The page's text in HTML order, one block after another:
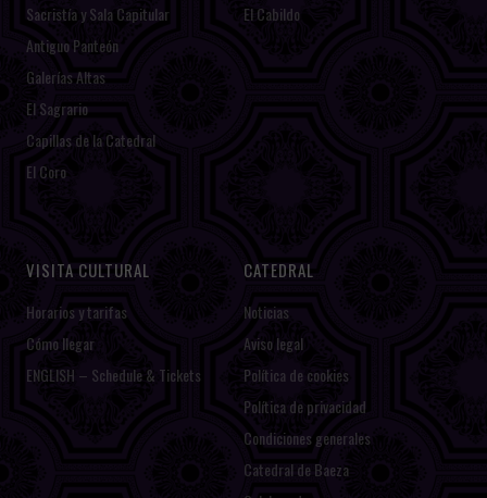
Sacristía y Sala Capitular
Antiguo Panteón
Galerías Altas
El Sagrario
Capillas de la Catedral
El Coro
El Cabildo
VISITA CULTURAL
Horarios y tarifas
Cómo llegar
ENGLISH – Schedule & Tickets
CATEDRAL
Noticias
Aviso legal
Política de cookies
Política de privacidad
Condiciones generales
Catedral de Baeza